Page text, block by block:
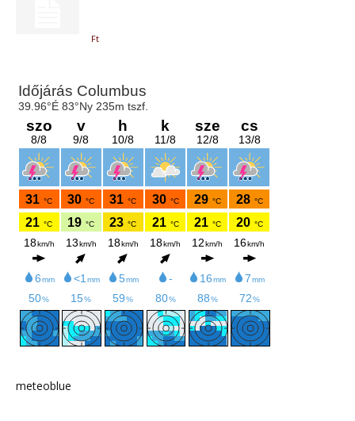
Ft
meteoblue